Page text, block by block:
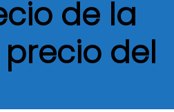
de la
del